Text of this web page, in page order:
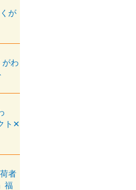
が
がわ
ト✕
者
福